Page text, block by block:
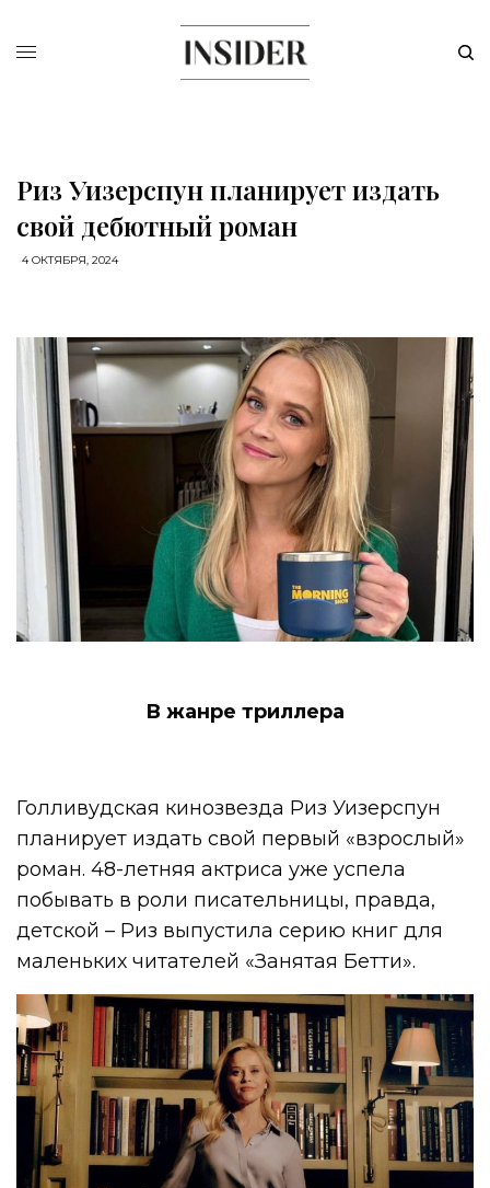
Риз Уизерспун планирует издать
свой дебютный роман
4 ОКТЯБРЯ, 2024
В жанре триллера
Голливудская кинозвезда Риз Уизерспун
планирует издать свой первый «взрослый»
роман. 48-летняя актриса уже успела
побывать в роли писательницы, правда,
детской – Риз выпустила серию книг для
маленьких читателей «Занятая Бетти».